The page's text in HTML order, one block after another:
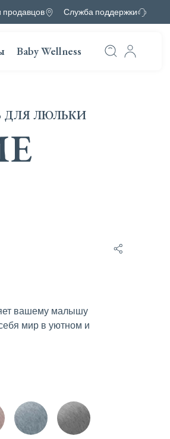
продавцов Служба поддержки
Baby Wellness
ЛЮЛЬКИ
вашему малышу
мир в уютном и